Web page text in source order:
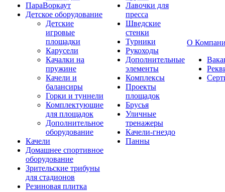
ПараВоркаут
Детское оборудование
Детские
игровые
площадки
Карусели
Качалки на
пружине
Качели и
балансиры
Горки и туннели
Комплектующие
для площадок
Дополнительное
оборудование
Качели
Домашнее спортивное
оборудование
Зрительские трибуны
для стадионов
Резиновая плитка
Лавочки для
пресса
Шведские
стенки
Турники
Рукоходы
Дополнительные
элементы
Комплексы
Проекты
площадок
Брусья
Уличные
тренажеры
Качели-гнездо
Панны
О